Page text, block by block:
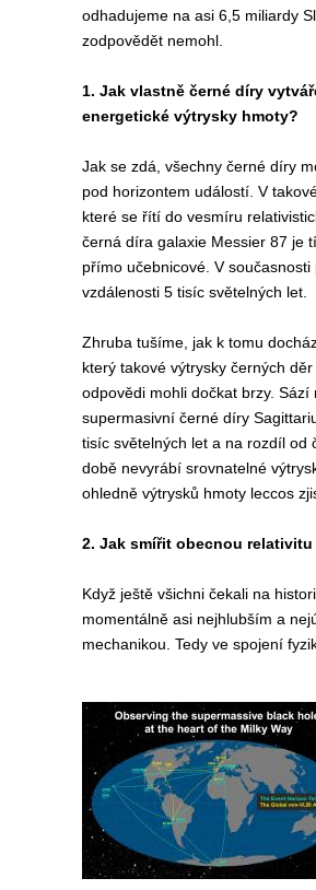
odhadujeme na asi 6,5 miliardy
zodpovědět nemohl.
1. Jak vlastně černé díry
energetické výtrysky hmoty?
Jak se zdá, všechny černé díry
pod horizontem událostí. V
které se řítí do vesmíru
černá díra galaxie Messier 87 je
přímo učebnicové. V
vzdálenosti 5 tisíc světelných let.
Zhruba tušíme, jak k tomu
který takové výtrysky černých
odpovědi mohli dočkat brzy.
supermasivní černé díry
tisíc světelných let a na rozdíl od
době nevyrábí srovnatelné
ohledně výtrysků hmoty leccos
2. Jak smířit obecnou
Když ještě všichni čekali na
momentálně asi nejhlubším a
mechanikou. Tedy ve spojení